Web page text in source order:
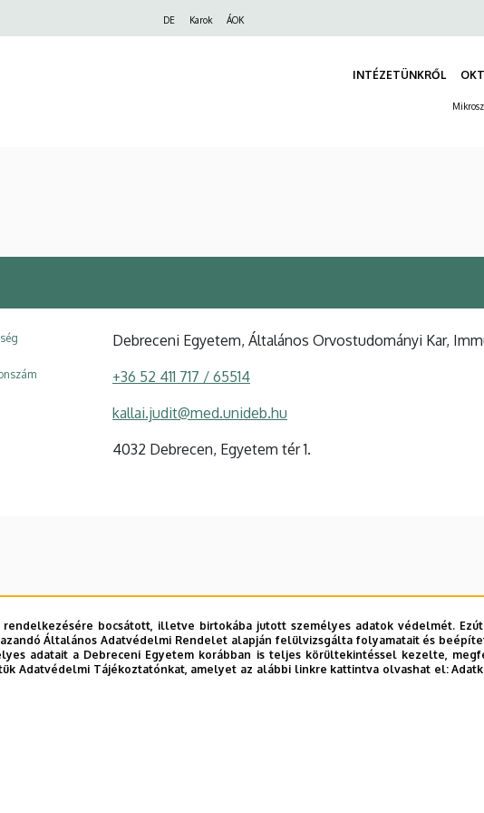
DE Karok ÁOK
INTÉZETÜNKRŐL
Debreceni Egyetem, Általános Orvostudományi Kar,
+36 52 411 717 / 65514
kallai.judit@med.unideb.hu
4032 Debrecen, Egyetem tér 1.
bocsátott, illetve birtokába jutott személyes adatok védelmét.
Általános Adatvédelmi Rendelet alapján felülvizsgálta folyamatait és
adatait a Debreceni Egyetem korábban is teljes körültekintéssel kezelte,
Adatvédelmi Tájékoztatónkat, amelyet az alábbi linkre kattintva olvashat el: